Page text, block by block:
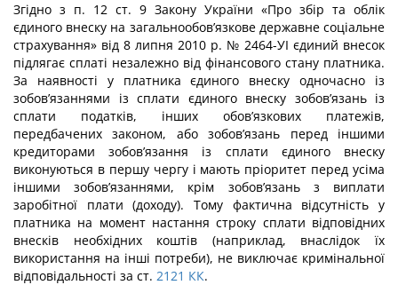
Згідно з п. 12 ст. 9 Закону України «Про збір та облік
єдиного внеску на загальнообов’язкове державне соціальне
страхування» від 8 липня 2010 р. № 2464-УІ єдиний внесок
підлягає сплаті незалежно від фінансового стану платника.
За наяв­ності у платника єдиного внеску одночасно із
зобов’язаннями із сплати єдиного вне­ску зобов’язань із
сплати податків, інших обов’язкових платежів,
передбачених за­коном, або зобов’язань перед іншими
кредиторами зобов’язання із сплати єдиного внеску
виконуються в першу чергу і мають пріоритет перед усіма
іншими зобов’язаннями, крім зобов’язань з виплати
заробітної плати (доходу). Тому фактич­на відсутність у
платника на момент настання строку сплати відповідних
внесків необхідних коштів (наприклад, внаслідок їх
використання на інші потреби), не ви­ключає кримінальної
відповідальності за ст. 2121 КК.